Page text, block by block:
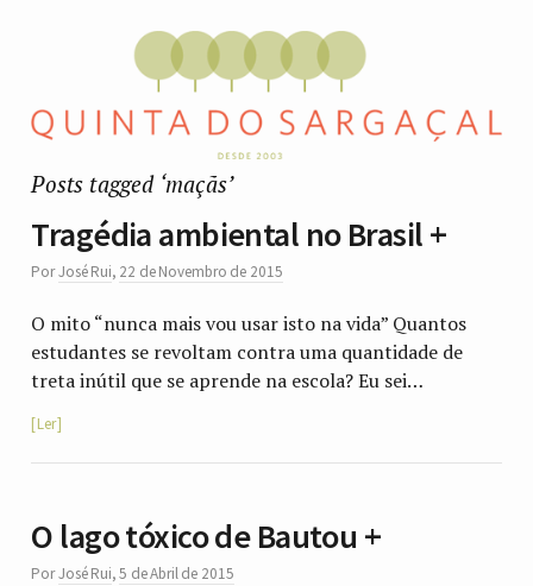
Posts tagged ‘maçãs’
Tragédia ambiental no Brasil +
PorJosé Rui, 22 de Novembro de 2015
O mito “nunca mais vou usar isto na vida” Quantos
estudantes se revoltam contra uma quantidade de
treta inútil que se aprende na escola? Eu sei…
Ler
O lago tóxico de Bautou +
PorJosé Rui,5 de Abril de 2015